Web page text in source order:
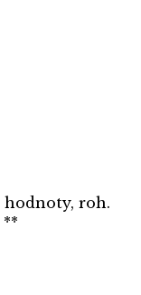
hodnoty, roh.
**